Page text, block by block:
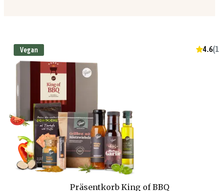
Vegan 4.6(
Präsentkorb King of BBQ